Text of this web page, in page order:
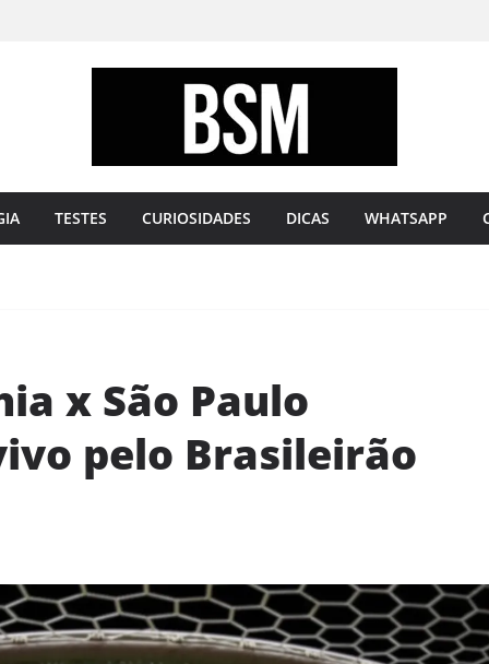
sua
Mente
TESTES CURIOSIDADES DICAS WHATSAPP
x São Paulo
pelo Brasileirão